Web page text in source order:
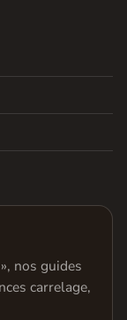
nos guides
carrelage,